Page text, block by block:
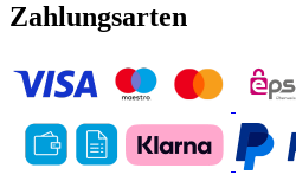
Zahlungsarten